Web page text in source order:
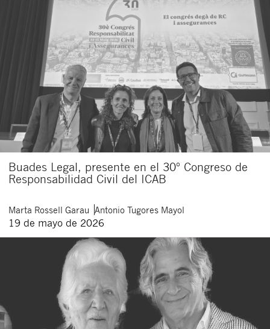
Buades Legal, presente en el 30º Congreso de
Responsabilidad Civil del ICAB
Marta Rossell Garau Antonio Tugores Mayol
19 de mayo de 2026